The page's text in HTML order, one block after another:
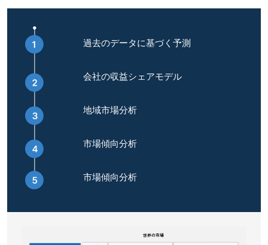
過去のデータに基づく予測
会社の収益シェアモデル
地域市場分析
市場傾向分析
市場傾向分析